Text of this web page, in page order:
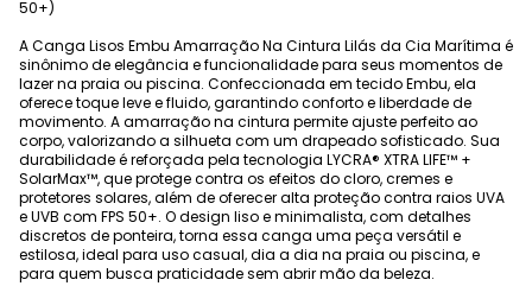
50+)
A Canga Lisos Embu Amarração Na Cintura Lilás da Cia Marítima é
sinônimo de elegância e funcionalidade para seus momentos de
lazer na praia ou piscina. Confeccionada em tecido Embu, ela
oferece toque leve e fluido, garantindo conforto e liberdade de
movimento. A amarração na cintura permite ajuste perfeito ao
corpo, valorizando a silhueta com um drapeado sofisticado. Sua
durabilidade é reforçada pela tecnologia LYCRA® XTRA LIFE™ +
SolarMax™, que protege contra os efeitos do cloro, cremes e
protetores solares, além de oferecer alta proteção contra raios UVA
e UVB com FPS 50+. O design liso e minimalista, com detalhes
discretos de ponteira, torna essa canga uma peça versátil e
estilosa, ideal para uso casual, dia a dia na praia ou piscina, e
para quem busca praticidade sem abrir mão da beleza.